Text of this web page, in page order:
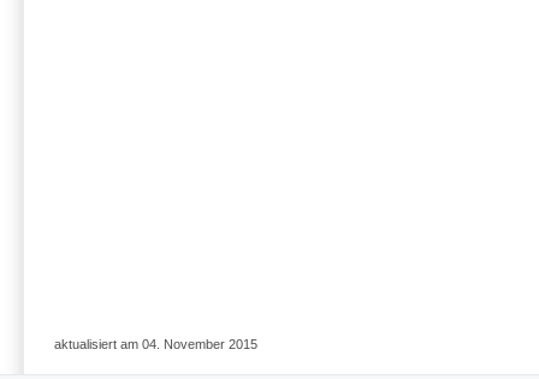
aktualisiert am 04. November 2015